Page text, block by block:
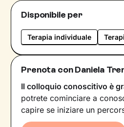
Disponibile per
Terapia individuale
Prenota con Daniela
Il colloquio conoscitivo è
potrete cominciare a
capire se iniziare un